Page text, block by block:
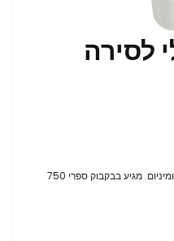
לסירה
מתאים לניקוי פיברגלס, גומי, נירוסטה ואלומיניום. מגיע בבקבוק ספרי 750